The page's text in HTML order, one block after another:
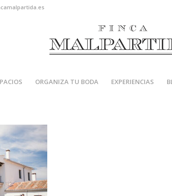
ORGANIZA TU BODA EXPERIENCIAS